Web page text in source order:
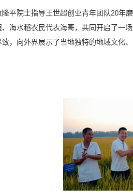
平院士指导王世超创业青年团队20年
海水稻农民代表海哥，共同开启了
，向外界展示了当地独特的地域文化、